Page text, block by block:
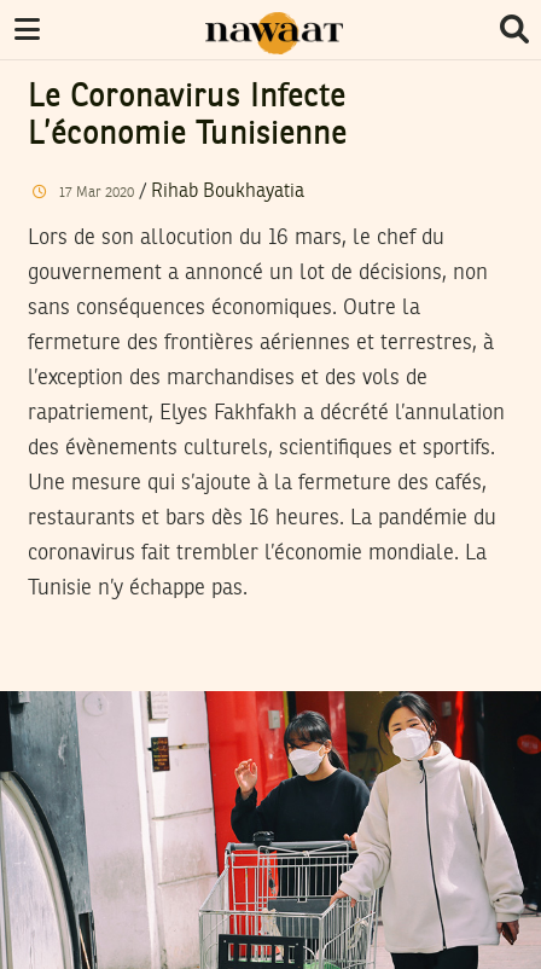
Le Coronavirus Infecte
L’économie Tunisienne
17 Mar 2020/ Rihab Boukhayatia
Lors de son allocution du 16 mars, le chef du
gouvernement a annoncé un lot de décisions, non
sans conséquences économiques. Outre la
fermeture des frontières aériennes et terrestres, à
l’exception des marchandises et des vols de
rapatriement, Elyes Fakhfakh a décrété l’annulation
des évènements culturels, scientifiques et sportifs.
Une mesure qui s’ajoute à la fermeture des cafés,
restaurants et bars dès 16 heures. La pandémie du
coronavirus fait trembler l’économie mondiale. La
Tunisie n’y échappe pas.